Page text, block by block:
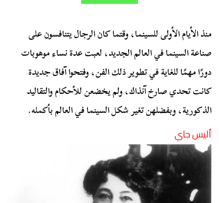
منذ الأيام الأولى للسينما، وقتما كان الرجال يتنافسون على
صناعة السينما في العالم الجديد، لعبت عدة نساء موهوبات
دورًا مهمًا للغاية في تطوير ذلك الفن، وفتحوا آفاق جديدة
كانت تحدي صارخ آنذاك، ولم يخضعن للأحكام والتقاليد
الذكورية، وبفضلهن تغير شكل السينما في العالم بأكمله.
أليس جاي